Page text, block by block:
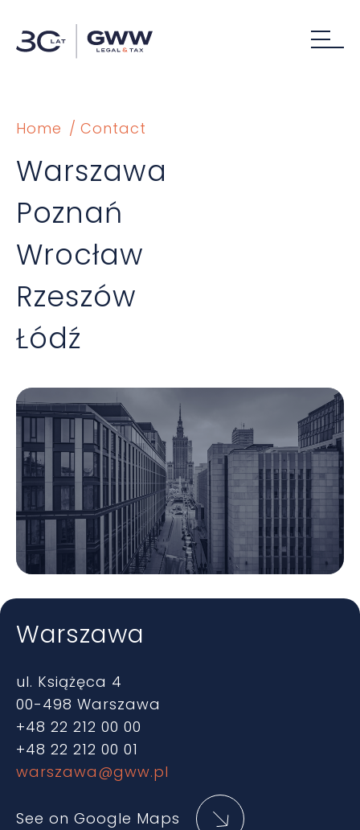
Home Contact
Warszawa
Poznań
Wrocław
Rzeszów
Łódź
Warszawa
ul. Książęca 4
00-498 Warszawa
+48 22 212 00 00
+48 22 212 00 01
warszawa@gww.pl
See on Google Maps